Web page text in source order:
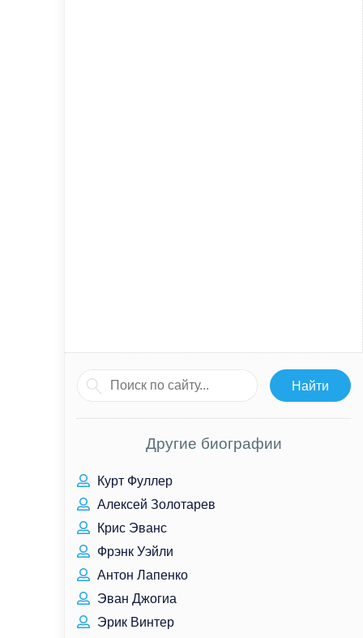
Другие биографии
Курт Фуллер
Алексей Золотарев
Крис Эванс
Фрэнк Уэйли
Антон Лапенко
Эван Джогиа
Эрик Винтер